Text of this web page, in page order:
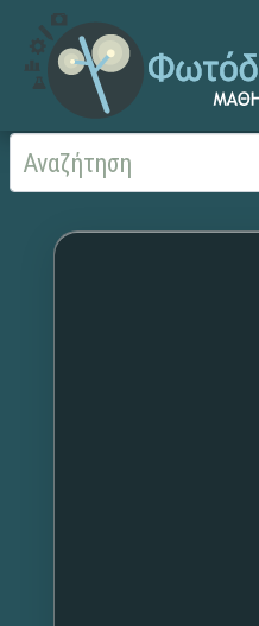
Αρχική Χωρίς τίτλο